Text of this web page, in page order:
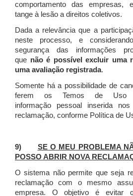
comportamento das empresas,
tange à lesão a direitos coletivos.
Dada a relevância que a
neste processo, e
segurança das informações
que não é possível excluir uma
uma avaliação registrada.
Somente há a possibilidade de
ferem os Temos de Uso
informação pessoal inserida
reclamação, conforme Política de
9) SE O MEU PROBLEMA
POSSO ABRIR NOVA
O sistema não permite que seja
reclamação com o mesmo
empresa. O objetivo é evitar